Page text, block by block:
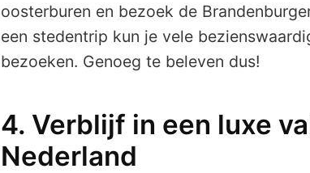
oosterburen en bezoek de
een stedentrip kun je vele
bezoeken. Genoeg te beleven dus!
4. Verblijf in een luxe
Nederland